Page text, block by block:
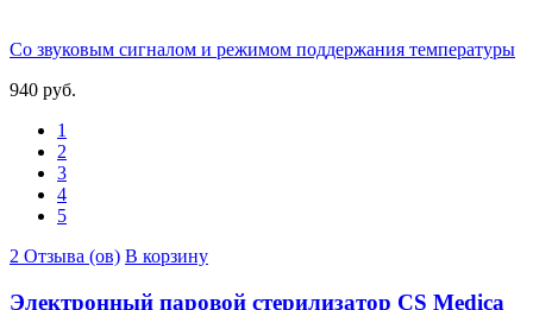
Cо звуковым сигналом и режимом поддержания температуры
940 руб.
1
2
3
4
5
2 Отзыва (ов) В корзину
Электронный паровой стерилизатор СS Medica